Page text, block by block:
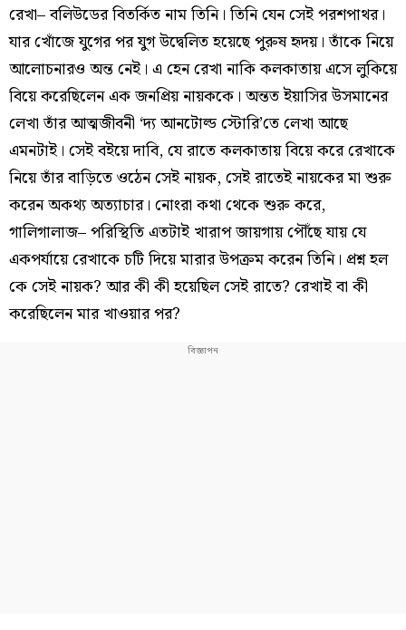
রেখা– বলিউডের বিতর্কিত নাম তিনি। তিনি যেন সেই পরশপাথর।
যার খোঁজে যুগের পর যুগ উদ্বেলিত হয়েছে পুরুষ হৃদয়। তাঁকে নিয়ে
আলোচনারও অন্ত নেই। এ হেন রেখা নাকি কলকাতায় এসে লুকিয়ে
বিয়ে করেছিলেন এক জনপ্রিয় নায়ককে। অন্তত ইয়াসির উসমানের
লেখা তাঁর আত্মজীবনী ‘দ্য আনটোল্ড স্টোরি’তে লেখা আছে
এমনটাই। সেই বইয়ে দাবি, যে রাতে কলকাতায় বিয়ে করে রেখাকে
নিয়ে তাঁর বাড়িতে ওঠেন সেই নায়ক, সেই রাতেই নায়কের মা শুরু
করেন অকথ্য অত্যাচার। নোংরা কথা থেকে শুরু করে,
গালিগালাজ– পরিস্থিতি এতটাই খারাপ জায়গায় পৌঁছে যায় যে
একপর্যায়ে রেখাকে চটি দিয়ে মারার উপক্রম করেন তিনি। প্রশ্ন হল
কে সেই নায়ক? আর কী কী হয়েছিল সেই রাতে? রেখাই বা কী
করেছিলেন মার খাওয়ার পর?